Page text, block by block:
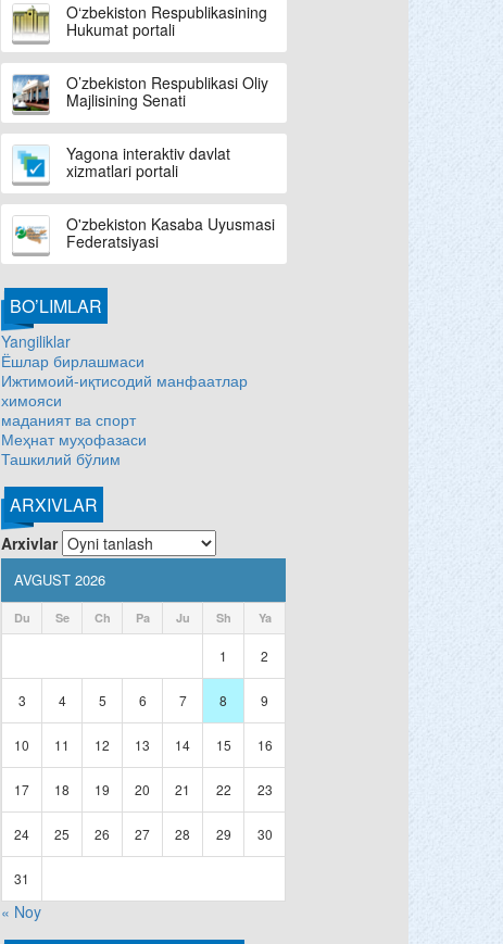
O‘zbekiston Respublikasining
Hukumat portali
O’zbekiston Respublikasi Oliy
Majlisining Senati
Yagona interaktiv davlat
xizmatlari portali
O'zbekiston Kasaba Uyusmasi
Federatsiyasi
BO’LIMLAR
Yangiliklar
Ёшлар бирлашмаси
Ижтимоий-иқтисодий манфаатлар
химояси
маданият ва спорт
Меҳнат муҳофазаси
Ташкилий бўлим
ARXIVLAR
Arxivlar
AVGUST 2026
Du Se Ch Pa Ju Sh Ya
1 2
3 4 5 6 7 8 9
10 11 12 13 14 15 16
17 18 19 20 21 22 23
24 25 26 27 28 29 30
31
« Noy